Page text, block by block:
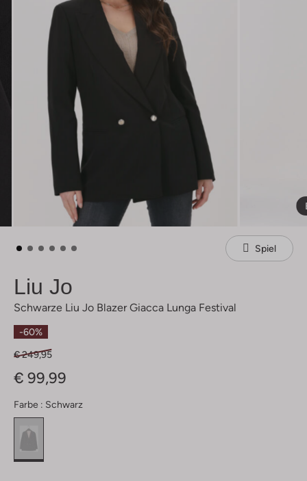
Spiel
Liu Jo
Schwarze Liu Jo Blazer Giacca Lunga Festival
-60%
€ 249,95
€ 99,99
Farbe : Schwarz